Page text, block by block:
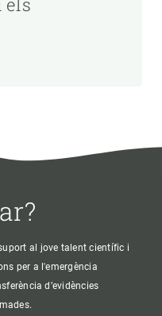
al jove talent científic i
per a l'emergència
d’evidències